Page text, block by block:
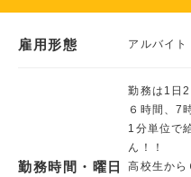
雇用形態 アルバイト
勤務時間・曜日
勤務は1日
６時間、7
1分単位で
ん！！
高校生から